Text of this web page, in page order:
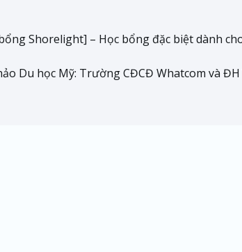
Shorelight] – Học bổng đặc biệt dành
Du học Mỹ: Trường CĐCĐ Whatcom và